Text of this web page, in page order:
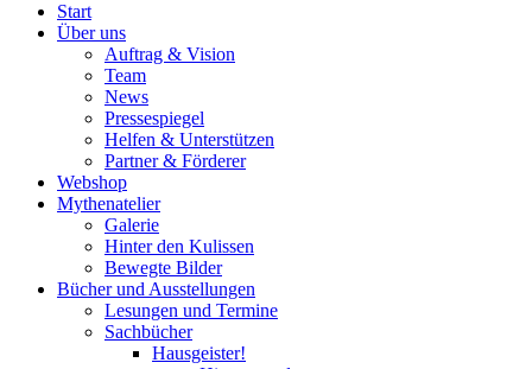
Start
Über uns
Auftrag & Vision
Team
News
Pressespiegel
Helfen & Unterstützen
Partner & Förderer
Webshop
Mythenatelier
Galerie
Hinter den Kulissen
Bewegte Bilder
Bücher und Ausstellungen
Lesungen und Termine
Sachbücher
Hausgeister!